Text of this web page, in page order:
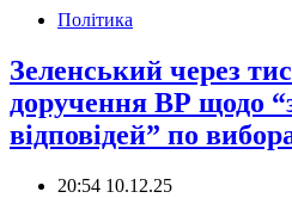
Політика
️Зеленський через
доручення ВР щодо
відповідей” по
20:54 10.12.25